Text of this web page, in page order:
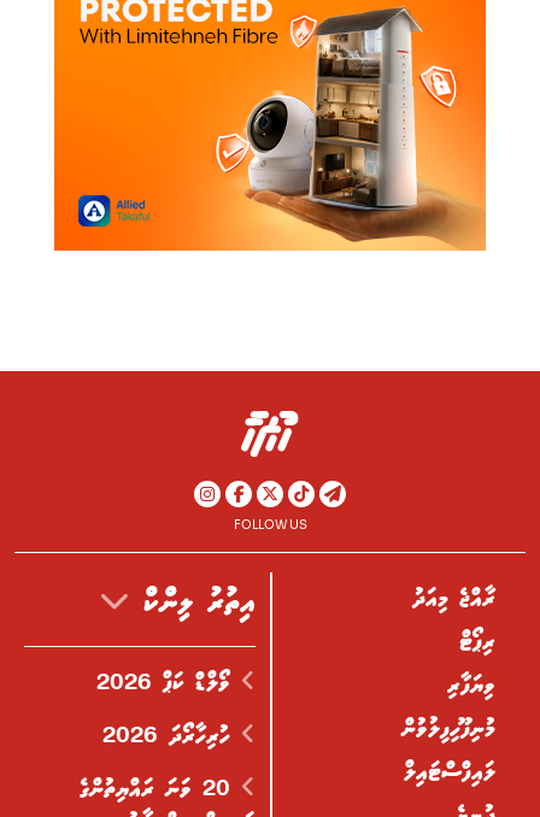
FOLLOW US
ރާއްޖެ މިއަދު
ރިޕޯޓް
ވިޔަފާރި
މުނިފޫހިފިލުވުން
ލައިފްސްޓައިލް
އިތުރު ލިންކް
ވޯލްޑް ކަޕް 2026
ހުރިހާރޯދަ 2026
20 ވަނަ ރައްޔިތުންގެ